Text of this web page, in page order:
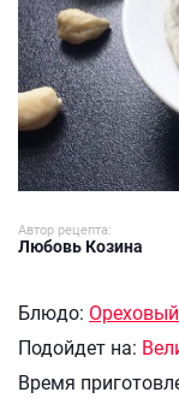
Автор рецепта:
Любовь Козина
Блюдо: Ореховый
Подойдет на:
Время